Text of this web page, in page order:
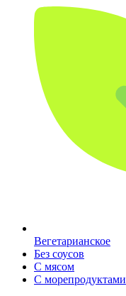
Вегетарианское
Без соусов
С мясом
С морепродуктами